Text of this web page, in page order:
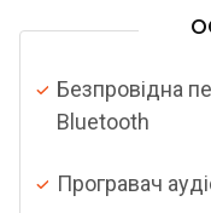
Безпровідна
Bluetooth
Програвач